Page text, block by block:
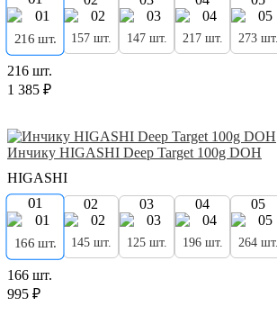
216 шт. 157 шт. 147 шт. 217 шт. 273 шт.
216 шт.
1 385 ₽
Инчику HIGASHI Deep Target 100g DOH
HIGASHI
01
166 шт.
02
145 шт.
03
125 шт.
04
196 шт.
05
264 шт.
166 шт.
995 ₽